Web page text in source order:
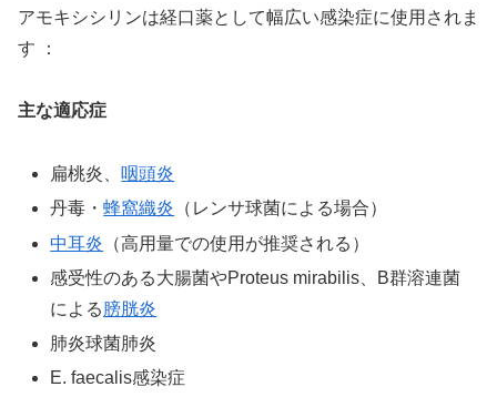
アモキシシリンは経口薬として幅広い感染症に使用されま
す ：
主な適応症
扁桃炎、 咽頭炎
丹毒・蜂窩織炎 （レンサ球菌による場合）
中耳炎 （高用量での使用が推奨される）
感受性のある大腸菌やProteus mirabilis、B群溶連菌
による膀胱炎
肺炎球菌肺炎
E. faecalis感染症